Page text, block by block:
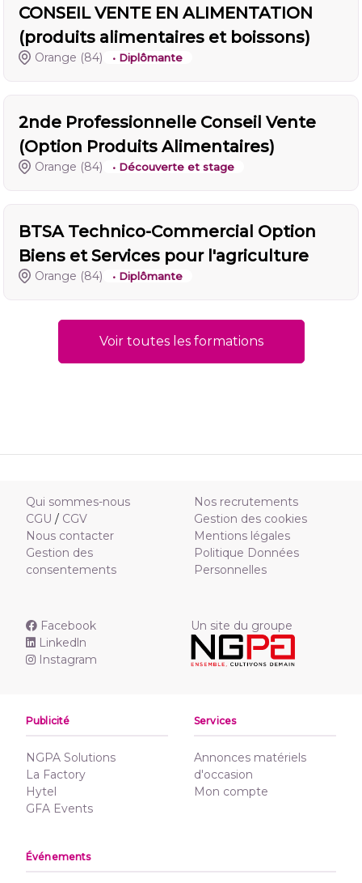
CONSEIL VENTE EN ALIMENTATION
(produits alimentaires et boissons)
Orange (84) • Diplômante
2nde Professionnelle Conseil Vente
(Option Produits Alimentaires)
Orange (84) • Découverte et stage
BTSA Technico-Commercial Option
Biens et Services pour l'agriculture
Orange (84) • Diplômante
Voir toutes les formations
Qui sommes-nous
CGU / CGV
Nous contacter
Gestion des
consentements
Nos recrutements
Gestion des cookies
Mentions légales
Politique Données
Personnelles
Facebook
Linkedln
Instagram
Un site du groupe
Publicité
NGPA Solutions
La Factory
Hytel
GFA Events
Services
Annonces matériels
d'occasion
Mon compte
Événements